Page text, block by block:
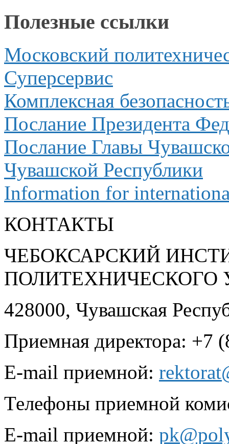
Полезные ссылки
Московский
Суперсервис
Комплексная
Послание Президента
Послание Главы
Чувашской Республики
Information for
КОНТАКТЫ
ЧЕБОКСАРСКИЙ
ПОЛИТЕХНИЧЕСКОГО
428000, Чувашская
Приемная директора: +7
E-mail приемной:
Телефоны приемной
E-mail приемной: